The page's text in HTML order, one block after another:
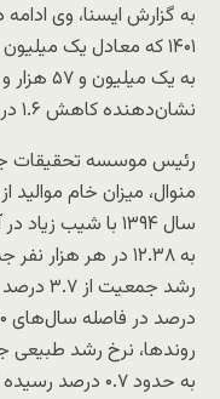
به گزارش ایسنا، وی
نشان‌دهنده کاهش ۱.۶ درصدی (حدود ۱۷ هزار نفری) است.
رئیس موسسه تحقیقات
سال ۱۳۹۴ با شیب
به حدود ۰.۷ درصد رسیده است.